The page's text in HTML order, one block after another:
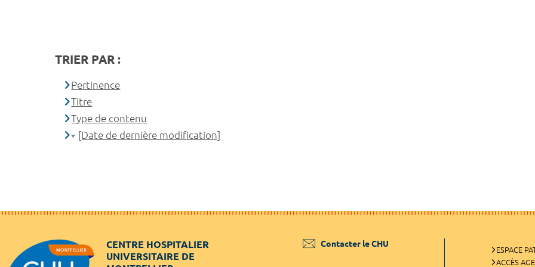
TRIER PAR :
Pertinence
Titre
Type de contenu
[Date de dernière modification]
CENTRE HOSPITALIER
UNIVERSITAIRE DE
Contacter le CHU
ESPACE
ACCÈS